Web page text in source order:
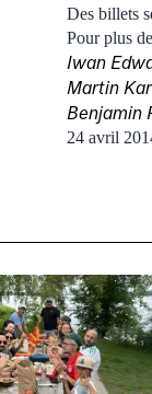
Des billets
Pour plus
Iwan
Martin
Benjamin
24 avril